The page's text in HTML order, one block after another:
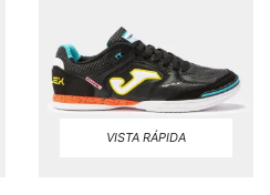
VISTA RÁPIDA